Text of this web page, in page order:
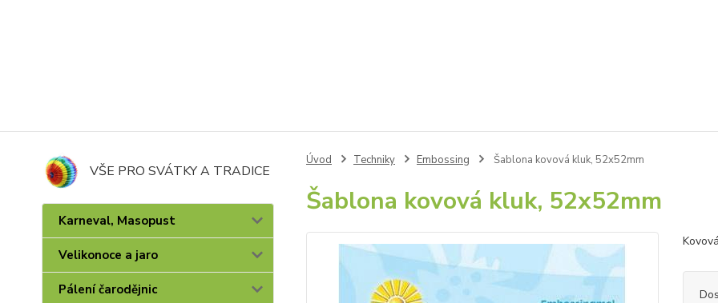
VŠE PRO SVÁTKY A TRADICE
Karneval, Masopust
Velikonoce a jaro
Pálení čarodějnic
Úvod Techniky Embossing Šablona kovová kluk, 52x52mm
Šablona kovová kluk, 52x52mm